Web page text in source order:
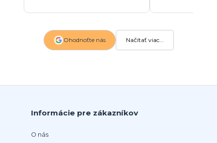
Ohodnoťte nás Načítať viac...
Informácie pre zákazníkov
O nás